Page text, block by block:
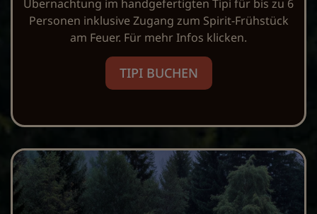
Übernachtung im handgefertigten Tipi für bis zu 6
Personen inklusive Zugang zum Spirit-Frühstück
am Feuer. Für mehr Infos klicken.
TIPI BUCHEN